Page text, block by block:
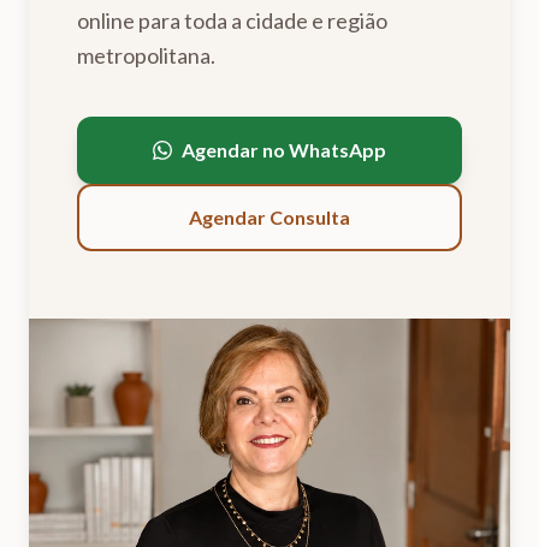
online para toda a cidade e região
metropolitana.
Agendar no WhatsApp
Agendar Consulta